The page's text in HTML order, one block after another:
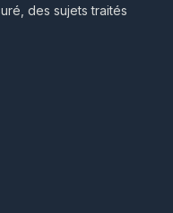
des sujets traités